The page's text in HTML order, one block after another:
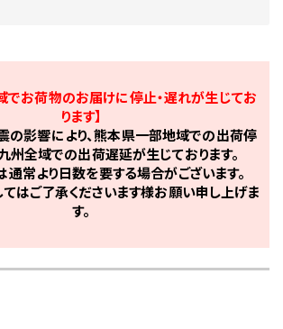
でお荷物のお届けに停止・遅れが生じてお
ります】
の影響により、熊本県一部地域での出荷停
州全域での出荷遅延が生じております。
通常より日数を要する場合がございます。
はご了承くださいます様お願い申し上げま
す。